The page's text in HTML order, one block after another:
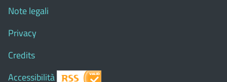
Note legali
Privacy
Credits
Accessibilità